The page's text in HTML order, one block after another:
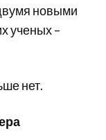
новыми
ученых –
нет.